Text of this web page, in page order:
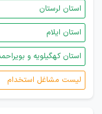
استان لرستان
استان ایلام
استان کهگیلویه و
لیست مشاغل استخدام